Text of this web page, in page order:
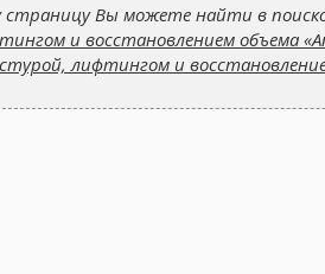
Вы можете найти в
и восстановлением объема
лифтингом и